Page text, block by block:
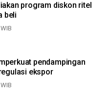
program diskon ritel
beli
pendampingan
ekspor